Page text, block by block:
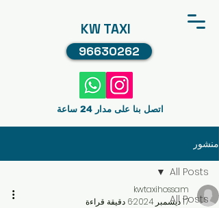
KW TAXI
96630262
اتصل بنا على مدار 24 ساعة
منشور
All Posts
All Posts
kwtaxihossam
17 ديسمبر 2024
6 دقيقة قراءة